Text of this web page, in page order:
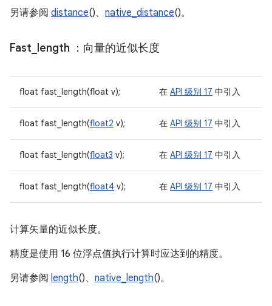
另请参阅 distance()、 native_distance()。
Fast length ：向量的近似长度
float fast_length(float v); 在 API 级别 17 中引入
float fast_length(float2 v); 在 API 级别 17 中引入
float fast_length(float3 v); 在 API 级别 17 中引入
float fast_length(float4 v); 在 API 级别 17 中引入
计算矢量的近似长度。
精度是使用 16 位浮点值执行计算时应达到的精度。
另请参阅 length()、 native_length()。